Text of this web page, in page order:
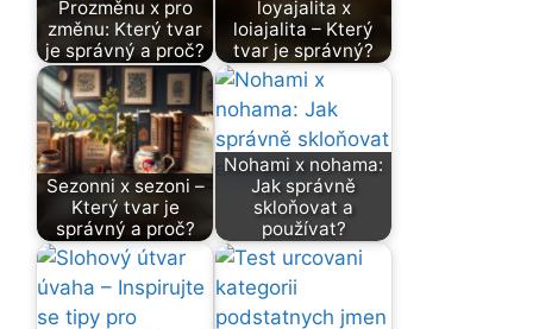
Prozměnu x pro
změnu: Který tvar
je správný a proč?
loyajalita x
loiajalita – Který
tvar je správný?
Sezonni x sezoni –
Který tvar je
správný a proč?
Nohami x nohama:
Jak správně
skloňovat a
používat?